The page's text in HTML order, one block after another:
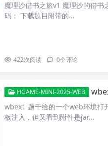
魔理沙借书之旅v1 魔理沙的借书
码： 下载题目附带的…
422次阅读 0个评论
HGAME-MINI-2025-WEB
wbex1 题干给的一个web环境打
板注入，但又看到附件是jar…